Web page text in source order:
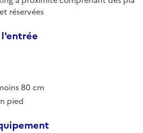
réservées
80 cm
pied